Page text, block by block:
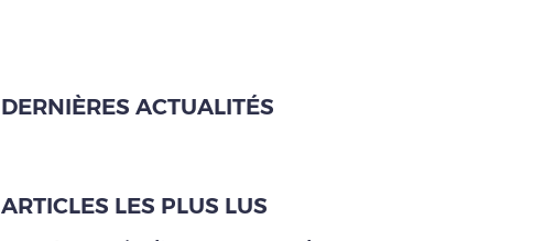
DERNIÈRES ACTUALITÉS
ARTICLES LES PLUS LUS